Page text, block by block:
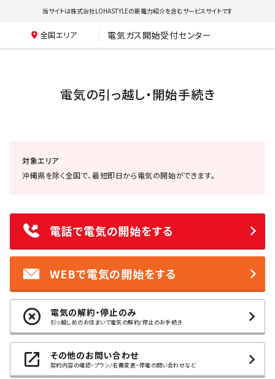
当サイトは株式会社LOHASTYLEの新電力紹介を含むサービスサイトです
全国エリア 電気ガス開始受付センター
電気の引っ越し・開始手続き
対象エリア
沖縄県を除く全国で、最短即日から電気の開始ができます。
電話で電気の開始をする
WEBで電気の開始をする
電気の解約・停止のみ
引っ越し前のお住まいで電気の解約/停止のお手続き
その他のお問い合わせ
契約内容の確認・プラン/名義変更・停電の問い合わせなど